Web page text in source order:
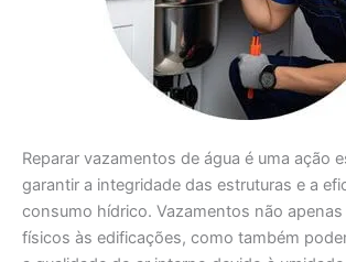
Reparar vazamentos de água é uma ação
garantir a integridade das estruturas e a
consumo hídrico. Vazamentos não
físicos às edificações, como também